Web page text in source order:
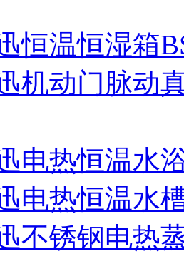
恒温恒湿箱
机动门脉动
电热恒温水
电热恒温水
不锈钢电热